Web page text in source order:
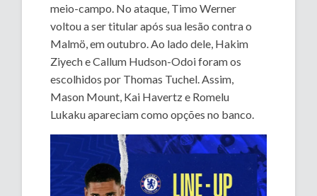
meio-campo. No ataque, Timo Werner
voltou a ser titular após sua lesão contra o
Malmö, em outubro. Ao lado dele, Hakim
Ziyech e Callum Hudson-Odoi foram os
escolhidos por Thomas Tuchel. Assim,
Mason Mount, Kai Havertz e Romelu
Lukaku apareciam como opções no banco.